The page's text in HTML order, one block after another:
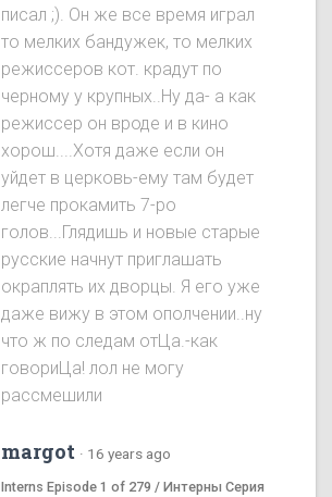
писал ;). Он же все время играл
то мелких бандужек, то мелких
режиссеров кот. крадут по
черному у крупных..Ну да- а как
режиссер он вроде и в кино
хорош....Хотя даже если он
уйдет в церковь-ему там будет
легче прокамить 7-ро
голов...Глядишь и новые старые
русские начнут приглашать
окраплять их дворцы. Я его уже
даже вижу в этом ополчении..ну
что ж по следам отЦа.-как
говориЦа! лол не могу
рассмешили
margot · 16 years ago
Interns Episode 1 of 279 / Интерны Серия